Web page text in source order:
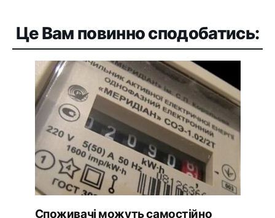
Це Вам повинно сподобатись:
Споживачі можуть самостійно